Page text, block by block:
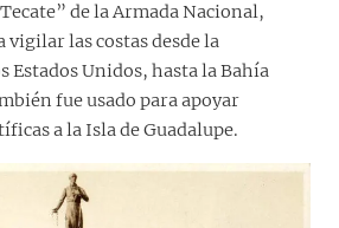
de la Armada Nacional,
vigilar las costas desde la
Estados Unidos, hasta la Bahía
fue usado para apoyar
a la Isla de Guadalupe.